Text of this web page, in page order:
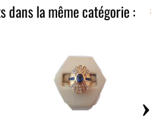
dans la même catégorie :
›